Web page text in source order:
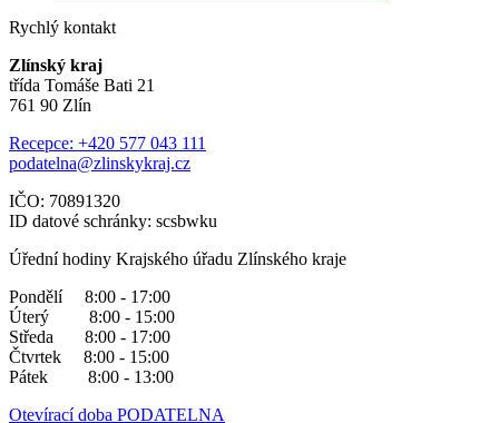
Rychlý kontakt
Zlínský kraj
třída Tomáše Bati 21
761 90 Zlín
Recepce: +420 577 043 111
podatelna@zlinskykraj.cz
IČO: 70891320
ID datové schránky: scsbwku
Úřední hodiny Krajského úřadu Zlínského kraje
Pondělí 8:00 - 17:00
Úterý 8:00 - 15:00
Středa 8:00 - 17:00
Čtvrtek 8:00 - 15:00
Pátek 8:00 - 13:00
Otevírací doba PODATELNA